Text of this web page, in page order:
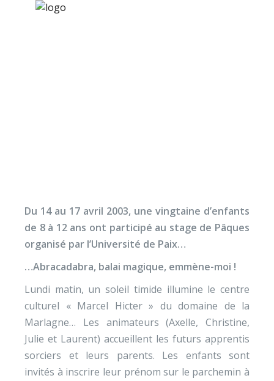
Du 14 au 17 avril 2003, une vingtaine d’enfants
de 8 à 12 ans ont participé au stage de Pâques
organisé par l’Université de Paix…
…Abracadabra, balai magique, emmène-moi !
Lundi matin, un soleil timide illumine le centre
culturel « Marcel Hicter » du domaine de la
Marlagne… Les animateurs (Axelle, Christine,
Julie et Laurent) accueillent les futurs apprentis
sorciers et leurs parents. Les enfants sont
invités à inscrire leur prénom sur le parchemin à